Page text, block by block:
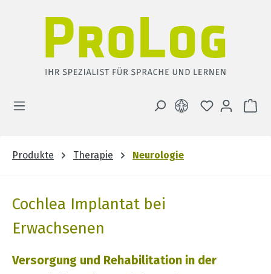
DU HAST 0
Produkte Therapie Neurologie
Cochlea Implantat bei
Erwachsenen
Versorgung und Rehabilitation in der